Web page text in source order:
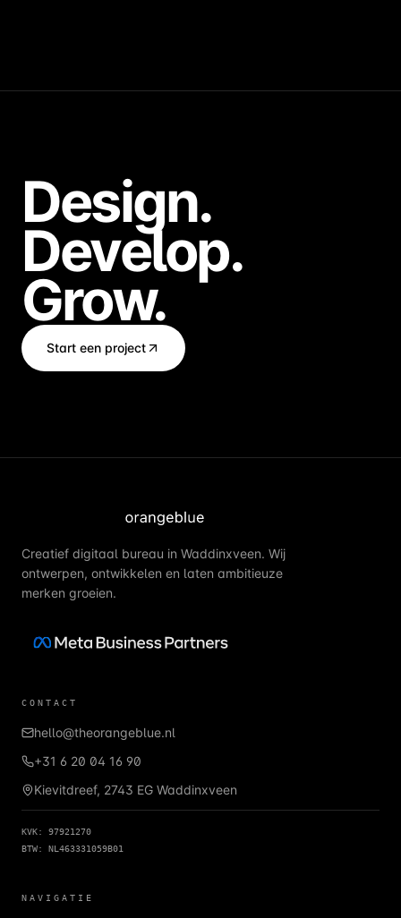
Design.
Develop.
Grow.
Start een project
Creatief digitaal bureau in Waddinxveen. Wij
ontwerpen, ontwikkelen en laten ambitieuze
merken groeien.
CONTACT
hello@theorangeblue.nl
+31 6 20 04 16 90
Kievitdreef, 2743 EG Waddinxveen
KVK: 97921270
BTW: NL463331059B01
NAVIGATIE